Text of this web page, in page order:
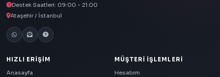
Destek Saatleri: 09:00 - 21:00
Ataşehir / İstanbul
HIZLI ERIŞIM
Anasayfa
MÜŞTERI İŞLEMLERI
Hesabım